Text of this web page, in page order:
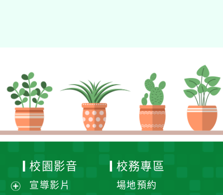
校園影音
宣導影片
校務專區
場地預約